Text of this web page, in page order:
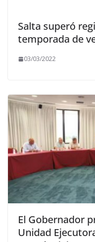
Salta superó
temporada de
03/03/2022
El Gobernador
Unidad